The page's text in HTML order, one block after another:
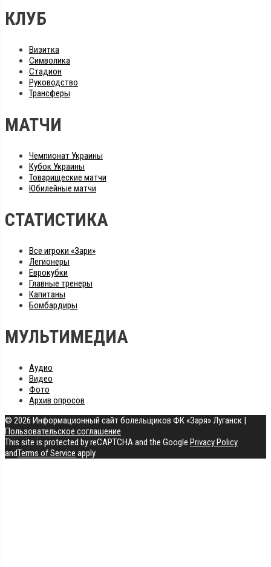
КЛУБ
Визитка
Символика
Стадион
Руководство
Трансферы
МАТЧИ
Чемпионат Украины
Кубок Украины
Товарищеские матчи
Юбилейные матчи
СТАТИСТИКА
Все игроки «Зари»
Легионеры
Еврокубки
Главные тренеры
Капитаны
Бомбардиры
МУЛЬТИМЕДИА
Аудио
Видео
Фото
Архив опросов
© 2026 Информационный сайт болельщиков ФК «Заря» Луганск |
Пользовательское соглашение
This site is protected by reCAPTCHA and the Google Privacy Policy
andTerms of Service apply.